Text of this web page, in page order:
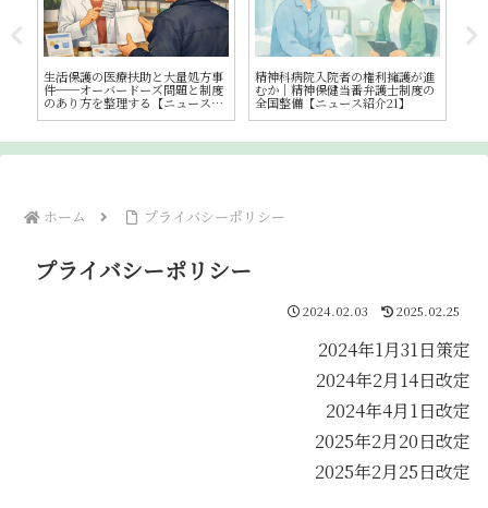
生活保護の医療扶助と大量処方事
件──オーバードーズ問題と制度
のあり方を整理する【ニュース紹
精神科病院入院者の権利擁護が進
むか｜精神保健当番弁護士制度の
全国整備【ニュース紹介21】
ホーム プライバシーポリシー
プライバシーポリシー
2024.02.03 2025.02.25
2024年1月31日策定
2024年2月14日改定
2024年4月1日改定
2025年2月20日改定
2025年2月25日改定